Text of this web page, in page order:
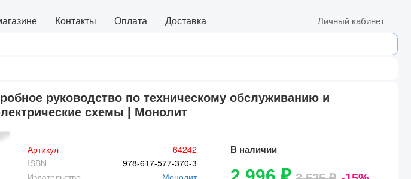
Контакты Оплата Доставка Личный кабинет
руководство по техническому обслуживанию и
схемы | Монолит
Артикул
64242
ISBN
978-617-577-370-3
Издательство
Монолит
В наличии